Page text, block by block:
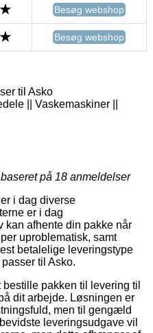
Besøg webshop
Besøg webshop
til Asko
|| Vaskemaskiner ||
på 18 anmeldelser
i dag diverse
er i dag
kan afhente din pakke når
uproblematisk, samt
betalelige leveringstype
til Asko.
pakken til levering til
dit arbejde. Løsningen er
men til gengæld
leveringsudgave vil